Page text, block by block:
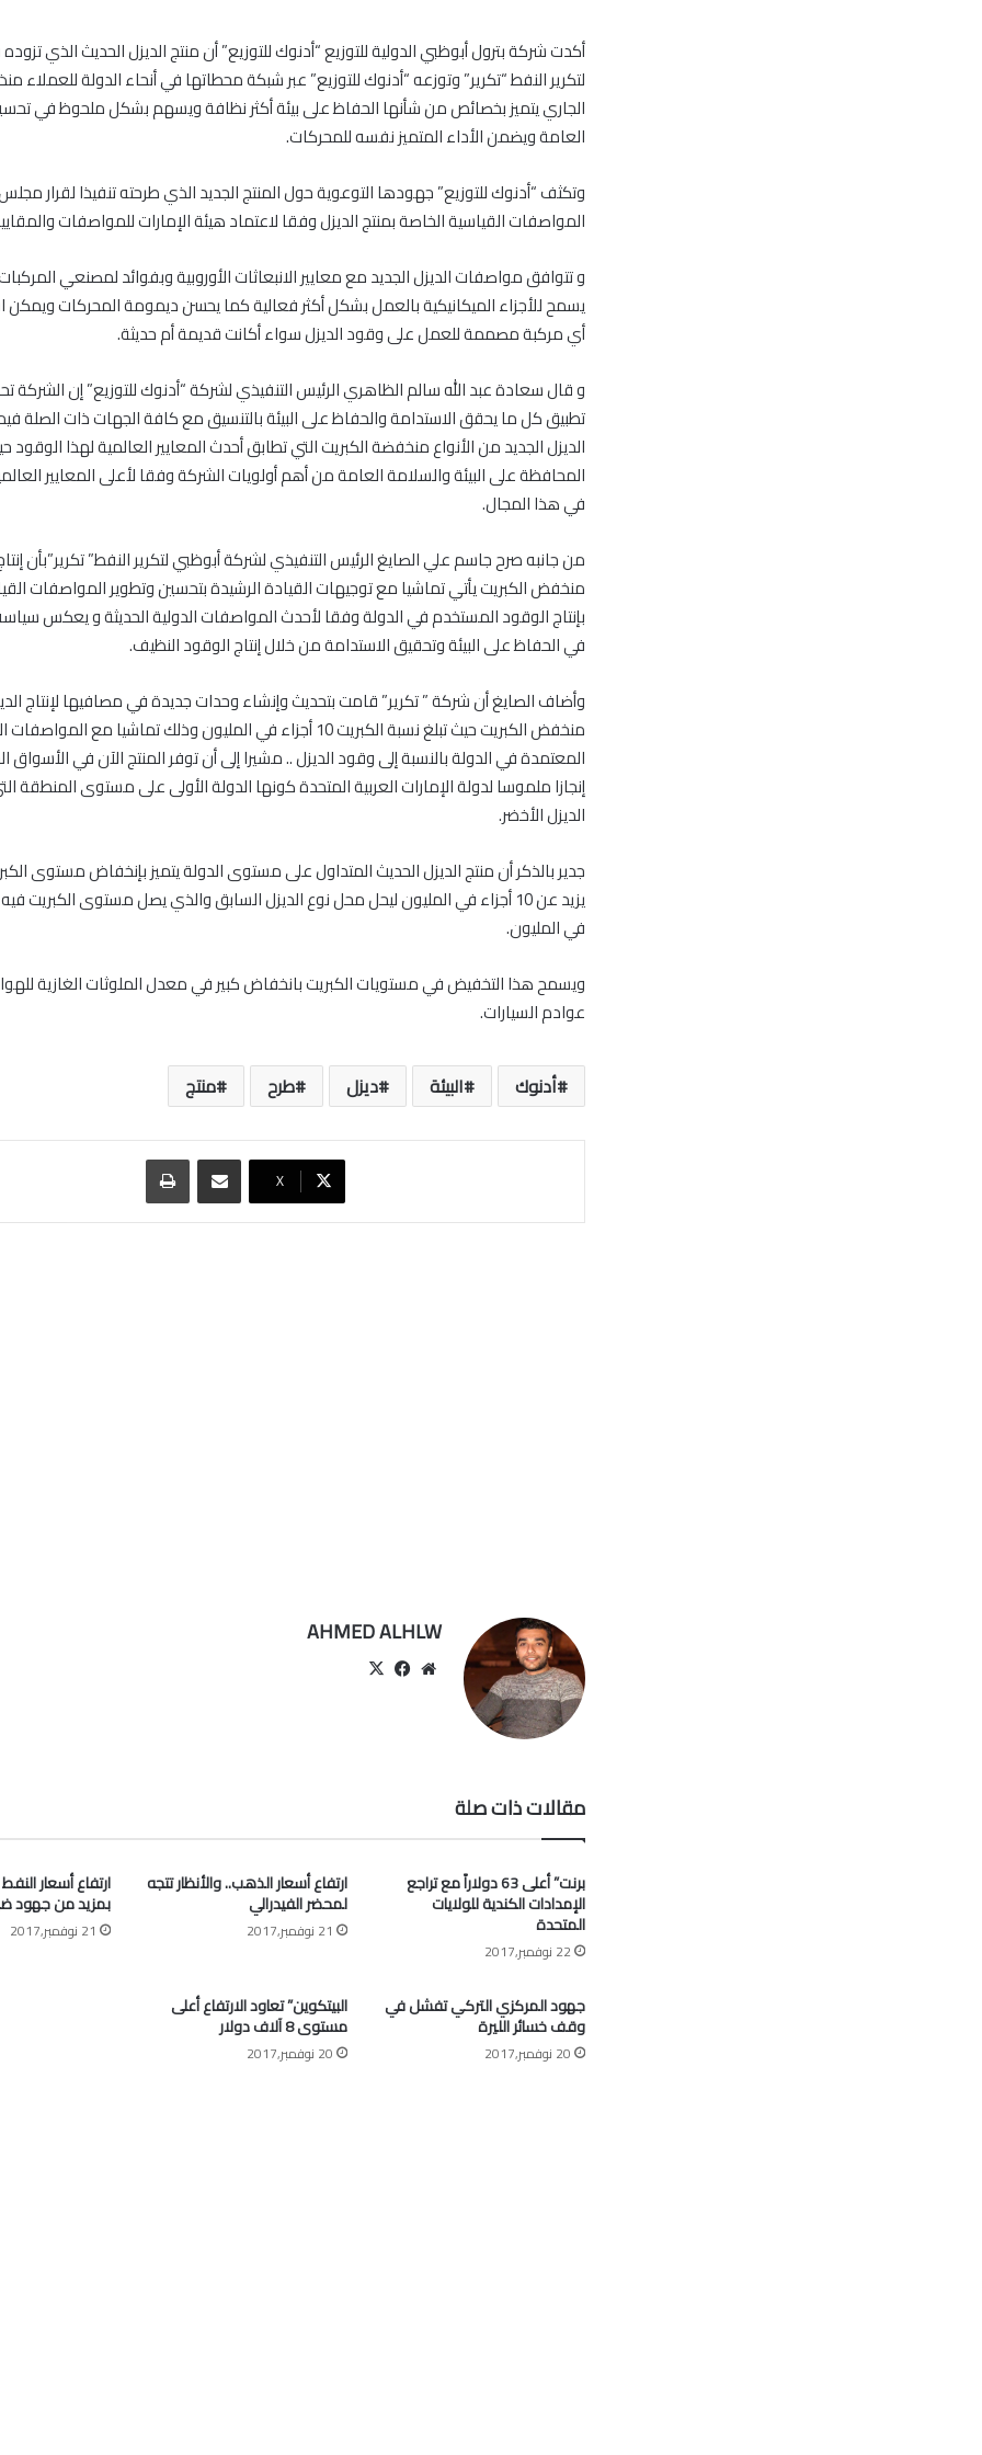
أكدت شركة بترول أبوظبي الدولية للتوزيع “أدنوك للتوزيع” أن منتج الديزل الحديث الذي
لتكرير النفط “تكرير” وتوزعه “أدنوك للتوزيع” عبر شبكة محطاتها في أنحاء الدولة للعملاء
الجاري يتميز بخصائص من شأنها الحفاظ على بيئة أكثر نظافة ويسهم بشكل ملحوظ في
العامة ويضمن الأداء المتميز نفسه للمحركات.
وتكثف “أدنوك للتوزيع” جهودها التوعوية حول المنتج الجديد الذي طرحته تنفيذا لقرار مجلس
المواصفات القياسية الخاصة بمنتج الديزل وفقا لاعتماد هيئة الإمارات للمواصفات
و تتوافق مواصفات الديزل الجديد مع معايير الانبعاثات الأوروبية وبفوائد لمصنعي
يسمح للأجزاء الميكانيكية بالعمل بشكل أكثر فعالية كما يحسن ديمومة المحركات
أي مركبة مصممة للعمل على وقود الديزل سواء أكانت قديمة أم حديثة.
و قال سعادة عبد الله سالم الظاهري الرئيس التنفيذي لشركة “أدنوك للتوزيع” إن الشركة
تطبيق كل ما يحقق الاستدامة والحفاظ على البيئة بالتنسيق مع كافة الجهات ذات الصلة
الديزل الجديد من الأنواع منخفضة الكبريت التي تطابق أحدث المعايير العالمية لهذا الوقود
المحافظة على البيئة والسلامة العامة من أهم أولويات الشركة وفقا لأعلى المعايير
في هذا المجال.
من جانبه صرح جاسم علي الصايغ الرئيس التنفيذي لشركة أبوظبي لتكرير النفط” تكرير”بأن
منخفض الكبريت يأتي تماشيا مع توجيهات القيادة الرشيدة بتحسين وتطوير المواصفات
بإنتاج الوقود المستخدم في الدولة وفقا لأحدث المواصفات الدولية الحديثة و يعكس
في الحفاظ على البيئة وتحقيق الاستدامة من خلال إنتاج الوقود النظيف.
وأضاف الصايغ أن شركة ” تكرير” قامت بتحديث وإنشاء وحدات جديدة في مصافيها لإنتاج
منخفض الكبريت حيث تبلغ نسبة الكبريت 10 أجزاء في المليون وذلك تماشيا مع
المعتمدة في الدولة بالنسبة إلى وقود الديزل .. مشيرا إلى أن توفر المنتج الآن في الأسواق
إنجازا ملموسا لدولة الإمارات العربية المتحدة كونها الدولة الأولى على مستوى المنطقة
الديزل الأخضر.
جدير بالذكر أن منتج الديزل الحديث المتداول على مستوى الدولة يتميز بإنخفاض مستوى
في المليون.
ويسمح هذا التخفيض في مستويات الكبريت بانخفاض كبير في معدل الملوثات الغازية
عوادم السيارات.
أدنوك البيئة ديزل طرح منتج
‫X
مشاركة عبر البريد طباعة
AHMED ALHLW
موقعفيسبوك
مقالات ذات صلة
برنت” أعلى 63 دولاراً مع تراجع
الإمدادات الكندية للولايات
المتحدة
22 نوفمبر,2017
ارتفاع أسعار الذهب.. والأنظار تتجه
لمحضر الفيدرالي
21 نوفمبر,2017
ارتفاع أسعار
بمزيد من جهود
21 نوفمبر,2017
جهود المركزي التركي تفشل في
وقف خسائر الليرة
20 نوفمبر,2017
البيتكوين” تعاود الارتفاع أعلى
مستوى 8 آلاف دولار
20 نوفمبر,2017